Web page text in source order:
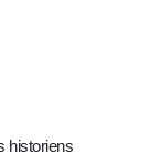
historiens